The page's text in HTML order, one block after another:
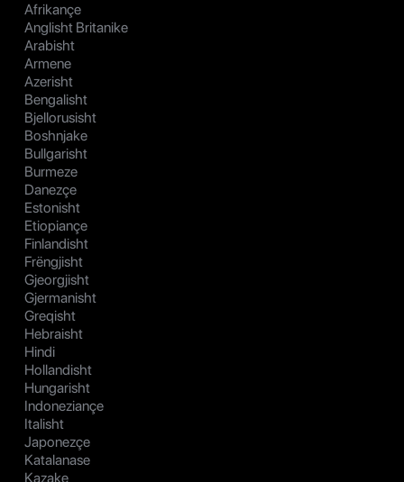
Afrikançe
Anglisht Britanike
Arabisht
Armene
Azerisht
Bengalisht
Bjellorusisht
Boshnjake
Bullgarisht
Burmeze
Danezçe
Estonisht
Etiopiançe
Finlandisht
Frëngjisht
Gjeorgjisht
Gjermanisht
Greqisht
Hebraisht
Hindi
Hollandisht
Hungarisht
Indoneziançe
Italisht
Japonezçe
Katalanase
Kazake